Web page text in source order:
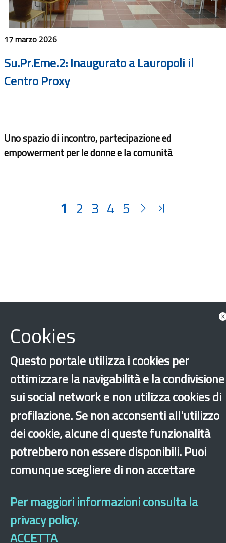
17 marzo 2026
Su.Pr.Eme.2: Inaugurato a Lauropoli il
Centro Proxy
Uno spazio di incontro, partecipazione ed
empowerment per le donne e la comunità
1 2 3 4 5
Cookies
Questo portale utilizza i cookies per
ottimizzare la navigabilità e la condivisione
sui social network e non utilizza cookies di
profilazione. Se non acconsenti all'utilizzo
dei cookie, alcune di queste funzionalità
potrebbero non essere disponibili. Puoi
comunque scegliere di non accettare
Per maggiori informazioni consulta la
privacy policy.
ACCETTA
Sito archeologico